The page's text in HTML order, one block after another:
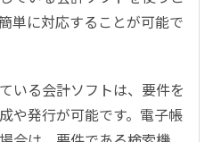
単に対応することが可能で
いる会計ソフトは、要件を
や発行が可能です。電子帳